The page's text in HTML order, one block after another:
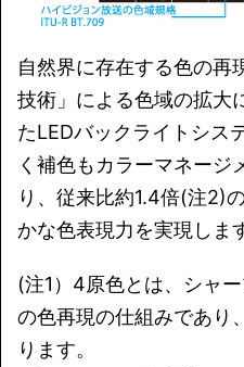
自然界に存在する色の再
技術」による色域の拡大
たLEDバックライトシス
く補色もカラーマネージ
り、従来比約1.4倍(注2)
かな色表現力を実現しま
(注1）4原色とは、シャ
の色再現の仕組みであり
ります。